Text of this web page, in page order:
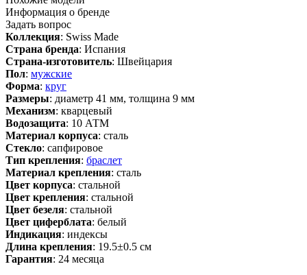
Информация о бренде
Задать вопрос
Коллекция: Swiss Made
Страна бренда: Испания
Страна-изготовитель: Швейцария
Пол: мужские
Форма: круг
Размеры: диаметр 41 мм, толщина 9 мм
Механизм: кварцевый
Водозащита: 10 АТМ
Материал корпуса: сталь
Стекло: сапфировое
Тип крепления: браслет
Материал крепления: сталь
Цвет корпуса: стальной
Цвет крепления: стальной
Цвет безеля: стальной
Цвет циферблата: белый
Индикация: индексы
Длина крепления: 19.5±0.5 см
Гарантия: 24 месяца